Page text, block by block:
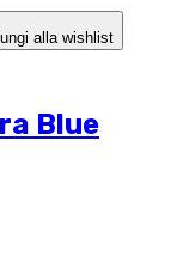
alla wishlist
Blue